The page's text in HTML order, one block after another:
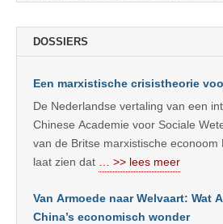
DOSSIERS
Een marxistische crisistheorie
De Nederlandse vertaling van een
Chinese Academie voor Sociale
van de Britse marxistische econoom
laat zien dat
… >> lees meer
Van Armoede naar Welvaart: Wat
China’s economisch wonder